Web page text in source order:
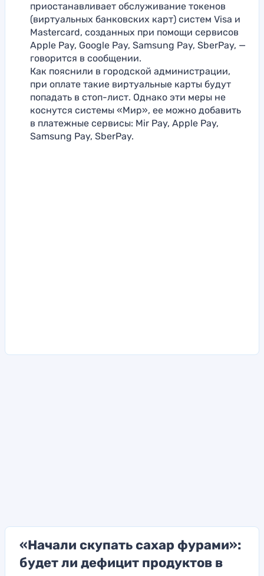
приостанавливает обслуживание токенов
(виртуальных банковских карт) систем Visa и
Mastercard, созданных при помощи сервисов
Apple Pay, Google Pay, Samsung Pay, SberPay, —
говорится в сообщении.
Как пояснили в городской администрации,
при оплате такие виртуальные карты будут
попадать в стоп-лист. Однако эти меры не
коснутся системы «Мир», ее можно добавить
в платежные сервисы: Mir Pay, Apple Pay,
Samsung Pay, SberPay.
«Начали скупать сахар фурами»:
будет ли дефицит продуктов в